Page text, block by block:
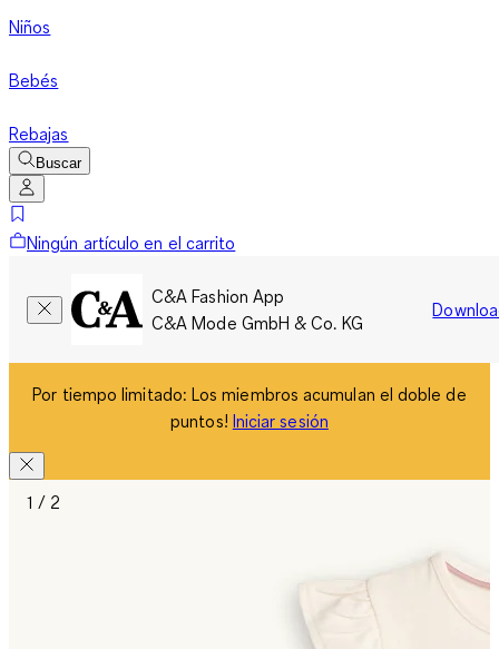
Niños
Bebés
Rebajas
Buscar
Ningún artículo en el carrito
C&A Fashion App
C&A Mode GmbH & Co. KG
Por tiempo limitado: Los miembros acumulan el doble de
puntos! Iniciar sesión
1 / 2